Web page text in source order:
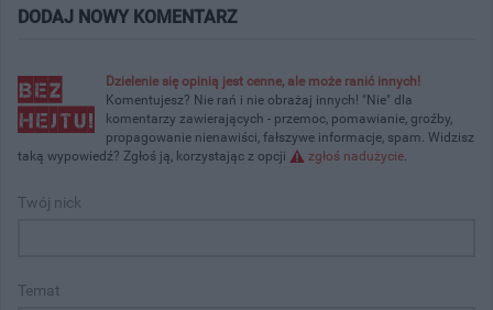
DODAJ NOWY KOMENTARZ
Dzielenie się opinią jest cenne, ale może ranić innych!
Komentujesz? Nie rań i nie obrażaj innych! "Nie" dla
komentarzy zawierających - przemoc, pomawianie, groźby,
propagowanie nienawiści, fałszywe informacje, spam. Widzisz
taką wypowiedź? Zgłoś ją, korzystając z opcji
zgłoś nadużycie.
Twój nick
Temat